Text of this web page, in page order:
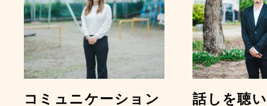
コミュニケーション
話しを聴